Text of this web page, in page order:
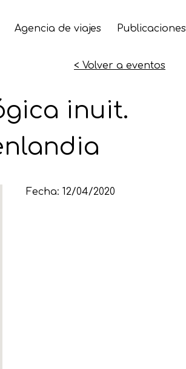
Agencia de viajes Publicaciones
< Volver a eventos
inuit.
Fecha: 12/04/2020